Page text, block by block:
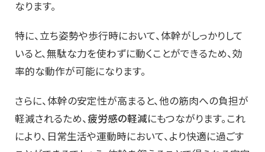
なります。
特に、立ち姿勢や歩行時において、体幹がしっかりして
いると、無駄な力を使わずに動くことができるため、効
率的な動作が可能になります。
さらに、体幹の安定性が高まると、他の筋肉への負担が
軽減されるため、疲労感の軽減にもつながります。これ
により、日常生活や運動時において、より快適に過ごす